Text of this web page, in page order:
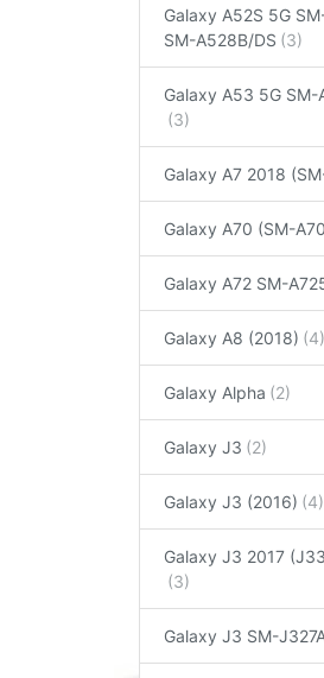
Galaxy A52S 5G
SM-A528B/DS
Galaxy A53 5G SM-
Galaxy A7 2018
Galaxy A70 (SM-
Galaxy A72 SM-
Galaxy A8 (2018)
Galaxy Alpha
Galaxy J3
Galaxy J3 (2016)
Galaxy J3 2017
Galaxy J3 SM-